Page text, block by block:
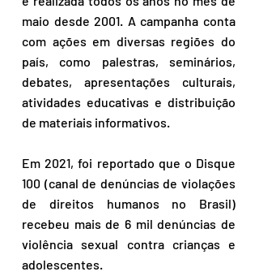
maio desde 2001. A campanha conta
com ações em diversas regiões do
país, como palestras, seminários,
debates, apresentações culturais,
atividades educativas e distribuição
de materiais informativos.
Em 2021, foi reportado que o Disque
100 (canal de denúncias de violações
de direitos humanos no Brasil)
recebeu mais de 6 mil denúncias de
violência sexual contra crianças e
adolescentes.